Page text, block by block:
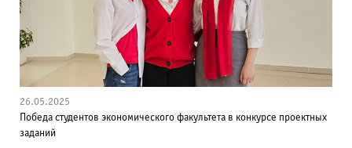
26.05.2025
Победа студентов экономического факультета в конкурсе проектных
заданий